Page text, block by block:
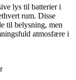
lys til batterier i
rum. Disse
til belysning, men
atmosfære i